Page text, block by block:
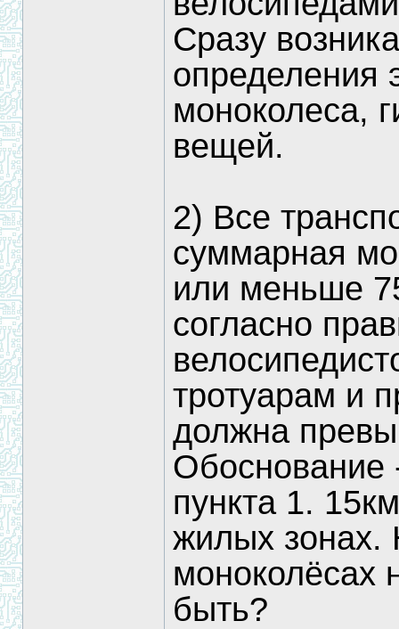
Сразу
определения
моноколеса,
вещей.
2) Все
суммарная
или меньше
согласно
тротуарам и
должна
Обоснование
пункта 1.
жилых зонах.
моноколёсах
быть?